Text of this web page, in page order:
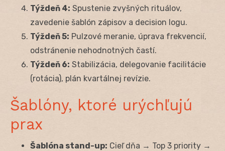
Týždeň 4: Spustenie zvyšných rituálov,
zavedenie šablón zápisov a decision logu.
Týždeň 5: Pulzové meranie, úprava frekvencií,
odstránenie nehodnotných častí.
Týždeň 6: Stabilizácia, delegovanie facilitácie
(rotácia), plán kvartálnej revízie.
Šablóny, ktoré urýchľujú
prax
Šablóna stand-up: Cieľ dňa → Top 3 priority →